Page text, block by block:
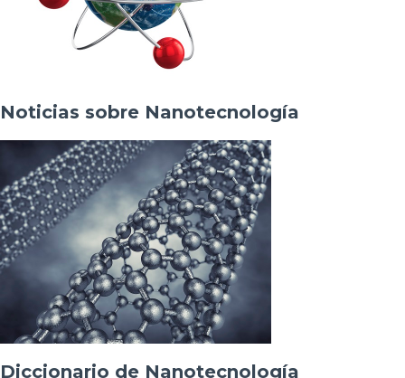
Noticias sobre Nanotecnología
Diccionario de Nanotecnología